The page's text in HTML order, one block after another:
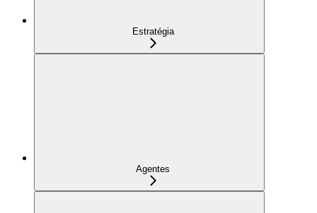
Estratégia
Agentes